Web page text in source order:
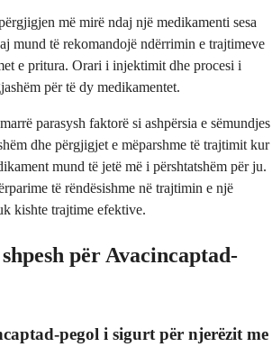
më mirë ndaj një medikamenti sesa
mund të rekomandojë ndërrimin e trajtimeve
e pritura. Orari i injektimit dhe procesi i
për të dy medikamentet.
parasysh faktorë si ashpërsia e sëmundjes
dhe përgjigjet e mëparshme të trajtimit kur
mund të jetë më i përshtatshëm për ju.
të rëndësishme në trajtimin e një
kishte trajtime efektive.
për Avacincaptad-
pegol i sigurt për njerëzit me